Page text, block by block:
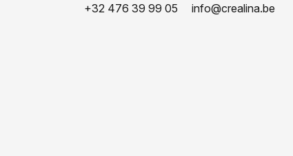
+32 476 39 99 05 info@crealina.be